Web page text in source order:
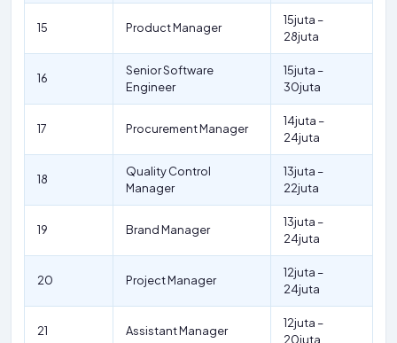
15 Product Manager
15juta –
28juta
16
Senior Software
Engineer
15juta –
30juta
17 Procurement Manager
14juta –
24juta
18
Quality Control
Manager
13juta –
22juta
19 Brand Manager
13juta –
24juta
20 Project Manager
12juta –
24juta
21 Assistant Manager
12juta –
20juta